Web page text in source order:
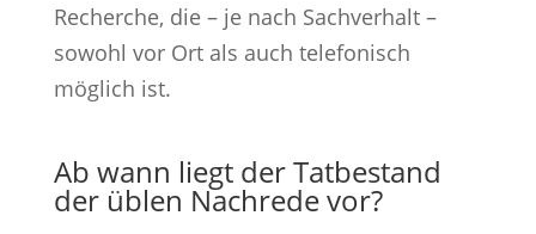
Recherche, die – je nach Sachverhalt –
sowohl vor Ort als auch telefonisch
möglich ist.
Ab wann liegt der Tatbestand
der üblen Nachrede vor?